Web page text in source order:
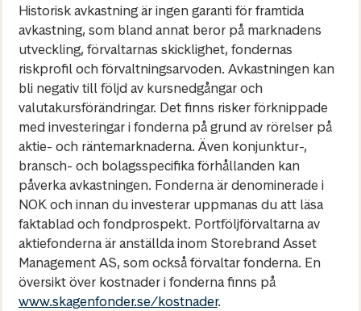
Historisk avkastning är ingen garanti för framtida
avkastning, som bland annat beror på marknadens
utveckling, förvaltarnas skicklighet, fondernas
riskprofil och förvaltningsarvoden. Avkastningen kan
bli negativ till följd av kursnedgångar och
valutakursförändringar. Det finns risker förknippade
med investeringar i fonderna på grund av rörelser på
aktie- och räntemarknaderna. Även konjunktur-,
bransch- och bolagsspecifika förhållanden kan
påverka avkastningen. Fonderna är denominerade i
NOK och innan du investerar uppmanas du att läsa
faktablad och fondprospekt. Portföljförvaltarna av
aktiefonderna är anställda inom Storebrand Asset
Management AS, som också förvaltar fonderna. En
översikt över kostnader i fonderna finns på
www.skagenfonder.se/kostnader.